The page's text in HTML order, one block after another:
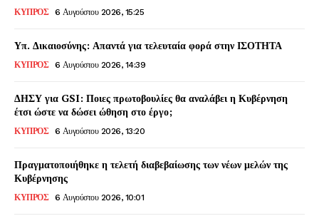
ΚΥΠΡΟΣ 6 Αυγούστου 2026, 15:25
Υπ. Δικαιοσύνης: Απαντά για τελευταία φορά στην ΙΣΟΤΗΤΑ
ΚΥΠΡΟΣ 6 Αυγούστου 2026, 14:39
ΔΗΣΥ για GSI: Ποιες πρωτοβουλίες θα αναλάβει η Κυβέρνηση
έτσι ώστε να δώσει ώθηση στο έργο;
ΚΥΠΡΟΣ 6 Αυγούστου 2026, 13:20
Πραγματοποιήθηκε η τελετή διαβεβαίωσης των νέων μελών της
Κυβέρνησης
ΚΥΠΡΟΣ 6 Αυγούστου 2026, 10:01